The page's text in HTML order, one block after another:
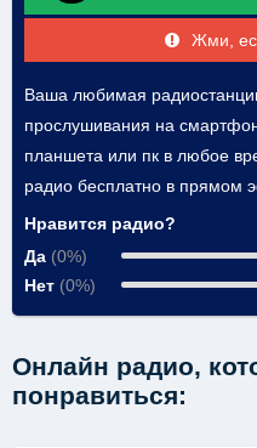
Жми,
Ваша любимая
прослушивания на
планшета или пк в любое
радио бесплатно в прямом
Нравится радио?
Да (0%)
Нет (0%)
Онлайн радио,
понравиться: